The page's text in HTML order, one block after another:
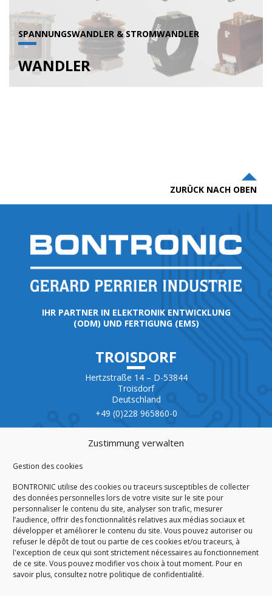
Zustimmung verwalten
Gestion des cookies
BONTRONIC utilise des cookies ou traceurs susceptibles de collecter
des données personnelles lors de votre visite sur le site pour
personnaliser le contenu du site, analyser son trafic, mesurer
l’audience, offrir des fonctionnalités relatives aux médias sociaux et
développer et améliorer le contenu du site. Vous pouvez autoriser ou
refuser le dépôt de tout ou partie de ces cookies et/ou traceurs, à
l'exception de ceux qui sont strictement nécessaires au fonctionnement
de ce site. Vous pouvez modifier vos choix à tout moment. Pour en
savoir plus, consultez notre politique de confidentialité.
SPANNUNGSWANDLER & STROMWANDLER
WANDLER
ZURÜCK NACH OBEN
IHR PARTNER IN ELEKTRONIK ENTWICKLUNG
(ODM) UND FERTIGUNG (EMS)
TROISDORF
Hertzstraße 14 – D-53844
Troisdorf
Deutschland
+49 (0)228 965860-0
ZERTIFIKAT
ISO 9001:2015
STARTSEITE SITEMAP AGB EINKAUF